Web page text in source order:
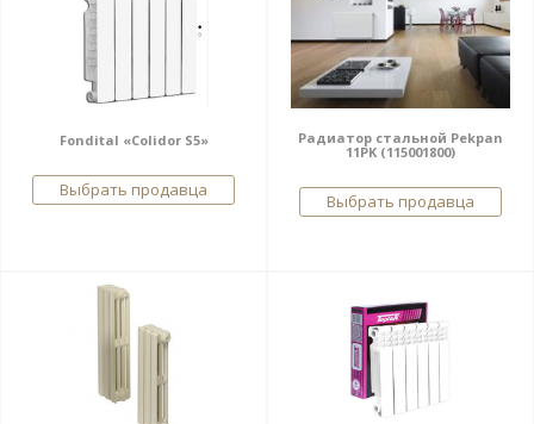
Fondital «Colidor S5»
Выбрать продавца
Радиатор стальной Pekpan
11PK (115001800)
Выбрать продавца